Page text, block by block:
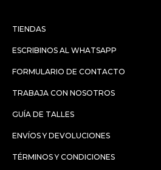
TIENDAS
ESCRIBINOS AL WHATSAPP
FORMULARIO DE CONTACTO
TRABAJA CON NOSOTROS
GUÍA DE TALLES
ENVÍOS Y DEVOLUCIONES
TÉRMINOS Y CONDICIONES